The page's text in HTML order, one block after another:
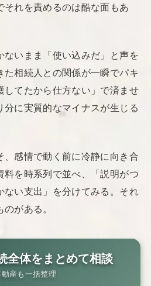
それを責めるのは酷な面もあ
ないまま「使い込みだ」と声を
相続人との関係が一瞬でパキ
してたから仕方ない」で済ませ
に実質的なマイナスが生じる
、感情で動く前に冷静に向き合
料を時系列で並べ、「説明がつ
ない支出」を分けてみる。それ
がある。
全体をまとめて相談
産も一括整理